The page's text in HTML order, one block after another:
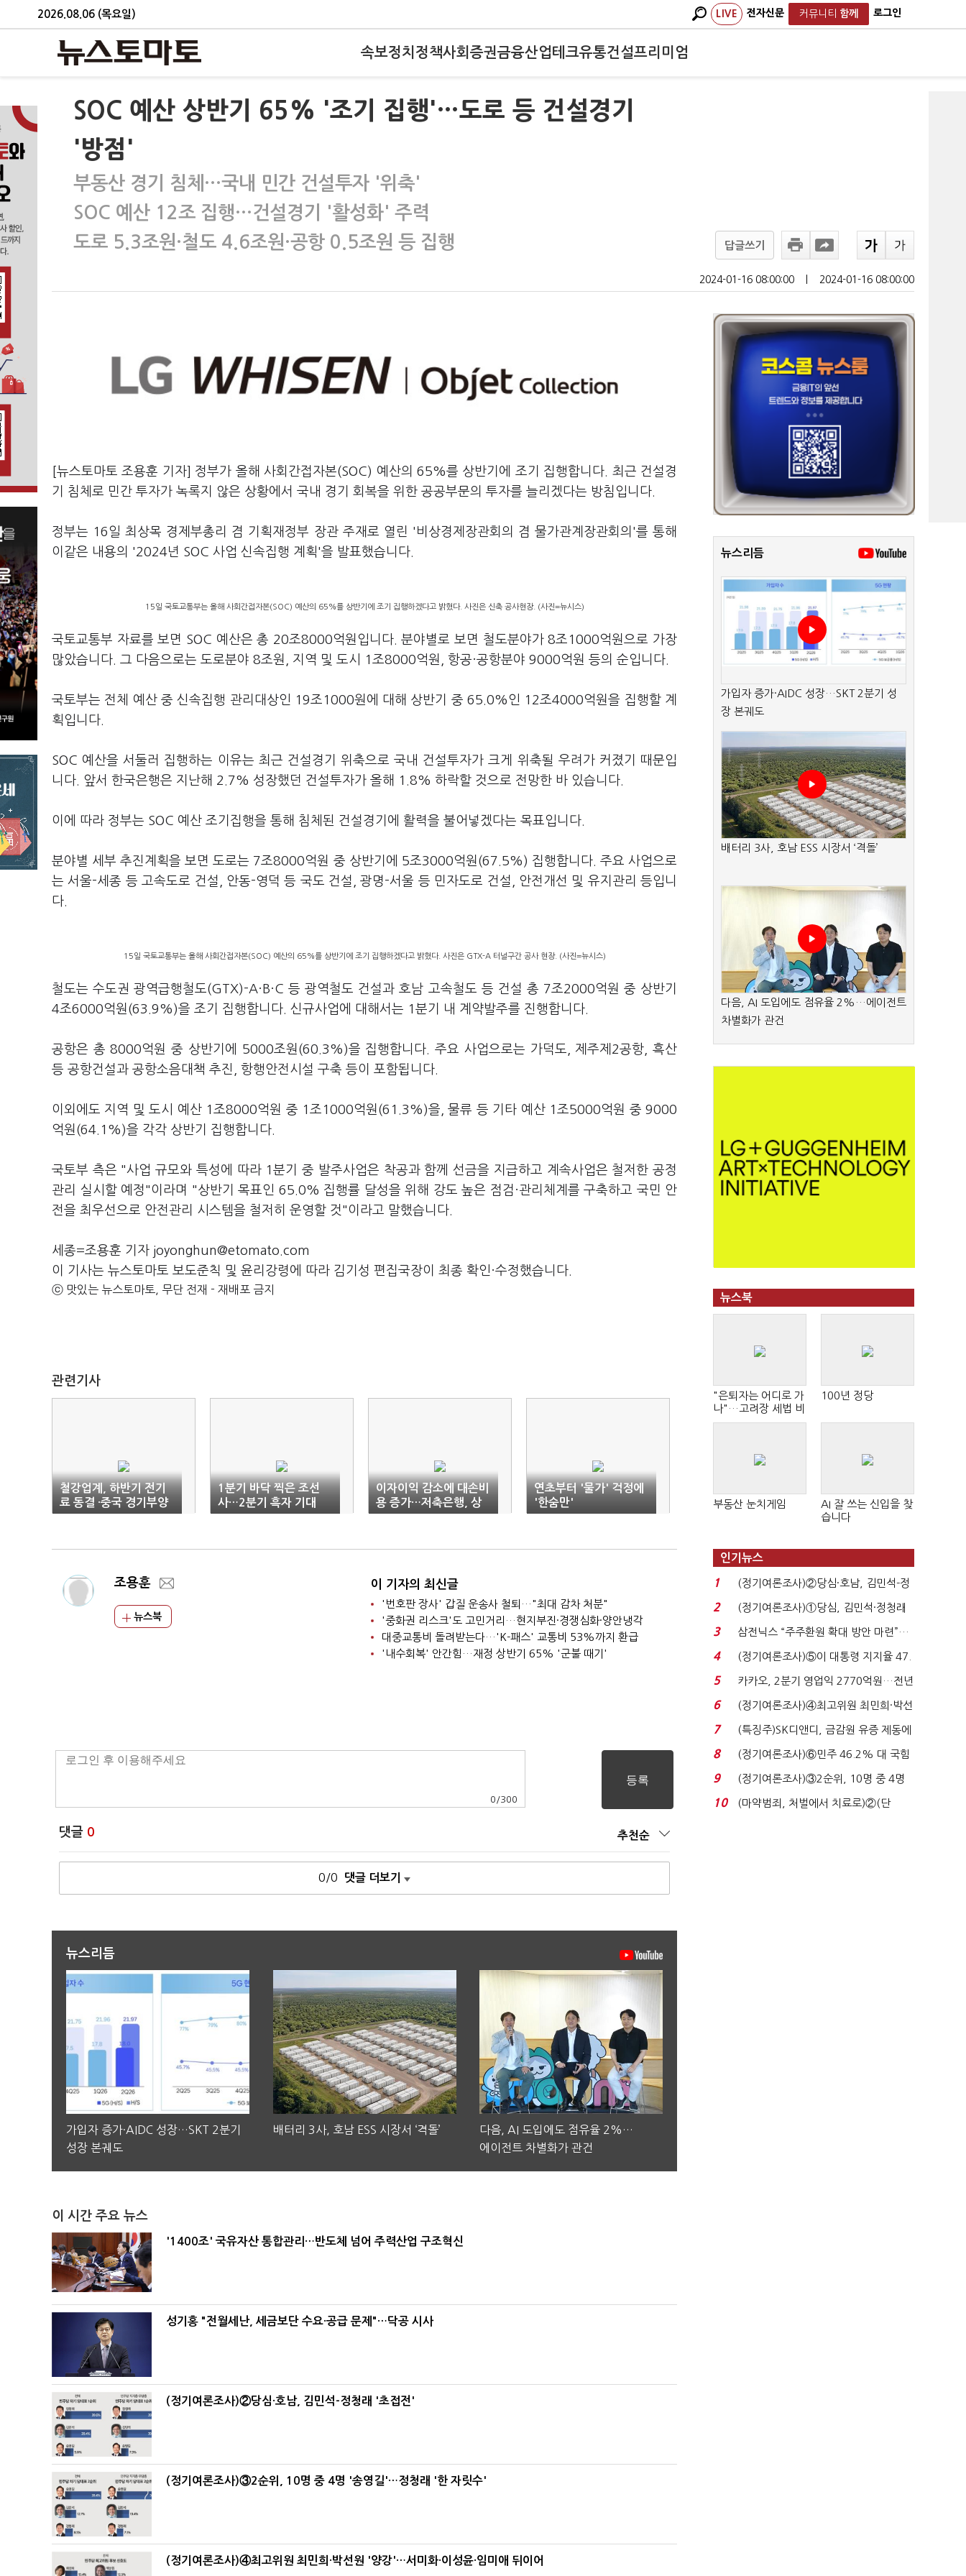
2026.08.06 (목요일) LIVE 전자신문 커뮤니티 함께 로그인
속보정치 정책사회 증권금융산업테크유통건설프리미엄
SOC 예산 상반기 65% '조기 집행'…도로 등 건설경기
'방점'
부동산 경기 침체…국내 민간 건설투자 '위축'
SOC 예산 12조 집행…건설경기 '활성화' 주력
도로 5.3조원·철도 4.6조원·공항 0.5조원 등 집행
답글쓰기
2024-01-16 08:00:00 2024-01-16 08:00:00
[뉴스토마토 조용훈 기자] 정부가 올해 사회간접자본(SOC) 예산의 65%를 상반기에 조기 집행합니다. 최근 건설경
기 침체로 민간 투자가 녹록지 않은 상황에서 국내 경기 회복을 위한 공공부문의 투자를 늘리겠다는 방침입니다.
정부는 16일 최상목 경제부총리 겸 기획재정부 장관 주재로 열린 '비상경제장관회의 겸 물가관계장관회의'를 통해
이같은 내용의 '2024년 SOC 사업 신속집행 계획'을 발표했습니다.
15일 국토교통부는 올해 사회간접자본(SOC) 예산의 65%를 상반기에 조기 집행하겠다고 밝혔다. 사진은 신축 공사현장. (사진=뉴시스)
국토교통부 자료를 보면 SOC 예산은 총 20조8000억원입니다. 분야별로 보면 철도분야가 8조1000억원으로 가장
많았습니다. 그 다음으로는 도로분야 8조원, 지역 및 도시 1조8000억원, 항공·공항분야 9000억원 등의 순입니다.
국토부는 전체 예산 중 신속집행 관리대상인 19조1000원에 대해 상반기 중 65.0%인 12조4000억원을 집행할 계
획입니다.
SOC 예산을 서둘러 집행하는 이유는 최근 건설경기 위축으로 국내 건설투자가 크게 위축될 우려가 커졌기 때문입
니다. 앞서 한국은행은 지난해 2.7% 성장했던 건설투자가 올해 1.8% 하락할 것으로 전망한 바 있습니다.
이에 따라 정부는 SOC 예산 조기집행을 통해 침체된 건설경기에 활력을 불어넣겠다는 목표입니다.
분야별 세부 추진계획을 보면 도로는 7조8000억원 중 상반기에 5조3000억원(67.5%) 집행합니다. 주요 사업으로
는 서울-세종 등 고속도로 건설, 안동-영덕 등 국도 건설, 광명-서울 등 민자도로 건설, 안전개선 및 유지관리 등입니
다.
15일 국토교통부는 올해 사회간접자본(SOC) 예산의 65%를 상반기에 조기 집행하겠다고 밝혔다. 사진은 GTX-A 터널구간 공사 현장. (사진=뉴시스)
철도는 수도권 광역급행철도(GTX)-A·B·C 등 광역철도 건설과 호남 고속철도 등 건설 총 7조2000억원 중 상반기
4조6000억원(63.9%)을 조기 집행합니다. 신규사업에 대해서는 1분기 내 계약발주를 진행합니다.
공항은 총 8000억원 중 상반기에 5000조원(60.3%)을 집행합니다. 주요 사업으로는 가덕도, 제주제2공항, 흑산
등 공항건설과 공항소음대책 추진, 항행안전시설 구축 등이 포함됩니다.
이외에도 지역 및 도시 예산 1조8000억원 중 1조1000억원(61.3%)을, 물류 등 기타 예산 1조5000억원 중 9000
억원(64.1%)을 각각 상반기 집행합니다.
국토부 측은 "사업 규모와 특성에 따라 1분기 중 발주사업은 착공과 함께 선금을 지급하고 계속사업은 철저한 공정
관리 실시할 예정"이라며 "상반기 목표인 65.0% 집행률 달성을 위해 강도 높은 점검·관리체계를 구축하고 국민 안
전을 최우선으로 안전관리 시스템을 철저히 운영할 것"이라고 말했습니다.
세종=조용훈 기자 joyonghun@etomato.com
이 기사는 뉴스토마토 보도준칙 및 윤리강령에 따라 김기성 편집국장이 최종 확인·수정했습니다.
ⓒ 맛있는 뉴스토마토, 무단 전재 - 재배포 금지
관련기사
철강업계, 하반기 전기
료 동결 ·중국 경기부양
책에 반등 예고
1분기 바닥 찍은 조선
사…2분기 흑자 기대
이자이익 감소에 대손비
용 증가…저축은행, 상
반기 실적 낙제점
연초부터 '물가' 걱정에
'한숨만'
조용훈
뉴스북
이 기자의 최신글
'번호판 장사' 갑질 운송사 철퇴…"최대 감차 처분"
'중화권 리스크'도 고민거리…현지부진·경쟁심화·양안냉각
대중교통비 돌려받는다…'K-패스' 교통비 53%까지 환급
'내수회복' 안간힘…재정 상반기 65% '군불 때기'
0 /300
댓글 0 추천순
0/0 댓글 더보기
뉴스리듬
가입자 증가·AIDC 성장…SKT 2분기
성장 본궤도
배터리 3사, 호남 ESS 시장서 ‘격돌’
다음, AI 도입에도 점유율 2%…
에이전트 차별화가 관건
이 시간 주요 뉴스
'1400조' 국유자산 통합관리…반도체 넘어 주력산업 구조혁신
성기홍 "전월세난, 세금보단 수요·공급 문제"…닥공 시사
(정기여론조사)②당심·호남, 김민석-정청래 '초접전'
(정기여론조사)③2순위, 10명 중 4명 '송영길'…정청래 '한 자릿수'
(정기여론조사)④최고위원 최민희·박선원 '양강'…서미화·이성윤·임미애 뒤이어
뉴스리듬
가입자 증가·AIDC 성장…SKT 2분기 성
장 본궤도
배터리 3사, 호남 ESS 시장서 ‘격돌’
다음, AI 도입에도 점유율 2%…에이전트
차별화가 관건
뉴스북
"은퇴자는 어디로 가
나"…고려장 세법 비
판 확산
100년 정당
부동산 눈치게임
AI 잘 쓰는 신입을 찾
습니다
인기뉴스
1
(정기여론조사)②당심·호남, 김민석-정
청래 '초접전'...
2
(정기여론조사)①당심, 김민석·정청래
'초접전'…대통령 ...
3
삼전닉스 “주주환원 확대 방안 마련”…
로이터에 성명...
4
(정기여론조사)⑤이 대통령 지지율 47.
7%…일주일 만에 ...
5
카카오, 2분기 영업익 2770억원…전년
비 36% 증가...
6
(정기여론조사)④최고위원 최민희·박선
원 '양강'…서미...
7
(특징주)SK디앤디, 금감원 유증 제동에
장 초반 상한가...
8
(정기여론조사)⑥민주 46.2% 대 국힘
31.0%…오차범위 밖 ...
9
(정기여론조사)③2순위, 10명 중 4명
'송영길'…정청래 '한 ...
10
(마약범죄, 처벌에서 치료로)②(단